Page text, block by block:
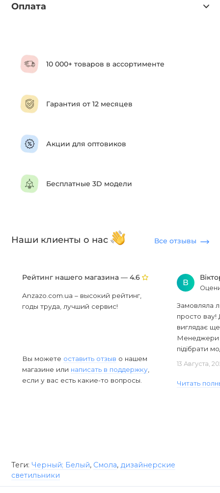
Оплата
10 000+ товаров в ассортименте
Гарантия от 12 месяцев
Акции для оптовиков
Бесплатные 3D модели
Наши клиенты о нас Все отзывы
Рейтинг нашего магазина — 4.6
Anzazo.com.ua – высокий рейтинг,
годы труда, лучший сервис!
Вы можете оставить отзыв о нашем
магазине или написать в поддержку
если у вас есть какие-то вопросы.
В
Замовляла
просто вау!
виглядає
Менеджери
підібрати
13 Августа,
Читать
Теги: Черный; Белый, Смола, дизайнерские
светильники